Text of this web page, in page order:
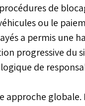
de
ou le
a permis une
progressive
de
approche